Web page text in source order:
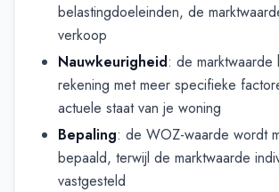
belastingdoeleinden, de
verkoop
Nauwkeurigheid: de marktwaarde
rekening met meer specifieke
actuele staat van je woning
Bepaling: de WOZ-waarde wordt
bepaald, terwijl de marktwaarde
vastgesteld